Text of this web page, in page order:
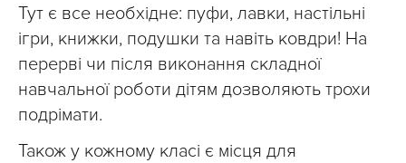
Тут є все необхідне: пуфи, лавки, настільні
ігри, книжки, подушки та навіть ковдри! На
перерві чи після виконання складної
навчальної роботи дітям дозволяють трохи
подрімати.
Також у кожному класі є місця для